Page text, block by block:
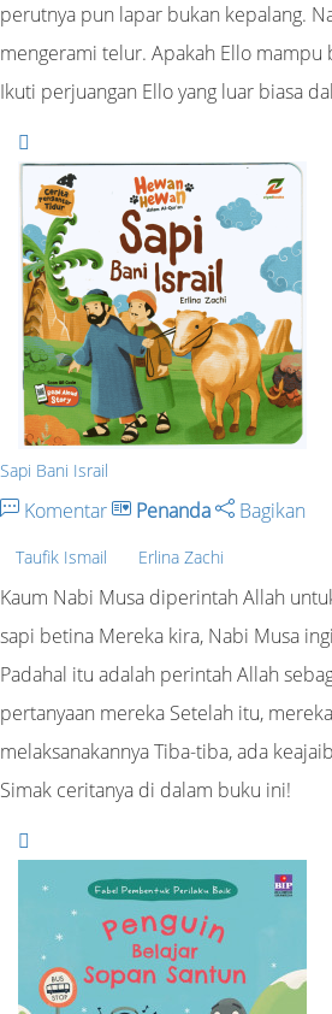
perutnya pun lapar bukan kepalang.
mengerami telur. Apakah Ello mampu
Ikuti perjuangan Ello yang luar biasa
Sapi Bani Israil
Komentar Penanda Bagikan
Taufik Ismail Erlina Zachi
Kaum Nabi Musa diperintah Allah
sapi betina Mereka kira, Nabi Musa
Padahal itu adalah perintah Allah
pertanyaan mereka Setelah itu,
melaksanakannya Tiba-tiba, ada
Simak ceritanya di dalam buku ini!